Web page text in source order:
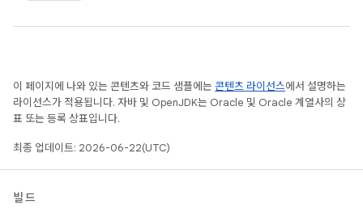
이 페이지에 나와 있는 콘텐츠와 코드 샘플에는 콘텐츠 라이선스에서 설명하는
라이선스가 적용됩니다. 자바 및 OpenJDK는 Oracle 및 Oracle 계열사의 상
표 또는 등록 상표입니다.
최종 업데이트: 2026-06-22(UTC)
빌드